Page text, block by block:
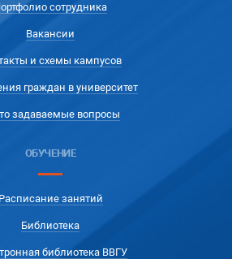
сотрудника
Вакансии
и схемы кампусов
граждан в университет
задаваемые вопросы
ОБУЧЕНИЕ
Расписание занятий
Библиотека
библиотека ВВГУ